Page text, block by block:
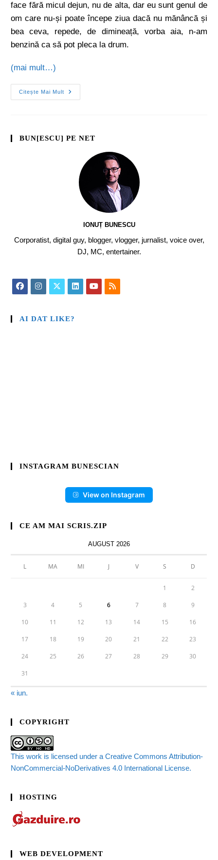
face fără micul dejun, nu de alta, dar eu sunt genul de
om care nu-și poate începe ziua dacă nu mănâncă și
bea ceva, repede, de dimineață, vorba aia, n-am
benzină ca să pot pleca la drum.
(mai mult…)
Citește Mai Mult
BUN[ESCU] PE NET
IONUȚ BUNESCU
Corporatist, digital guy, blogger, vlogger, jurnalist, voice over,
DJ, MC, entertainer.
AI DAT LIKE?
INSTAGRAM BUNESCIAN
View on Instagram
CE AM MAI SCRIS.ZIP
AUGUST 2026
L MA MI J V S D
1 2
3 4 5 6 7 8 9
10 11 12 13 14 15 16
17 18 19 20 21 22 23
24 25 26 27 28 29 30
31
« iun.
COPYRIGHT
This work is licensed under a Creative Commons Attribution-
NonCommercial-NoDerivatives 4.0 International License.
HOSTING
WEB DEVELOPMENT